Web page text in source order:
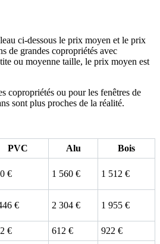
ci-dessous le prix moyen et le prix
de grandes copropriétés avec
ou moyenne taille, le prix moyen est
copropriétés ou pour les fenêtres de
sont plus proches de la réalité.
PVC Alu
Bois
€ 1 560 € 1 512 €
€ 2 304 € 1 955 €
€ 612 €
922 €